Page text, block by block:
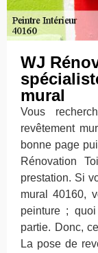
WJ
mural
Vous
revêtement
bonne page
Rénovation
prestation. Si
mural 40160,
peinture ;
partie. Donc,
La pose de